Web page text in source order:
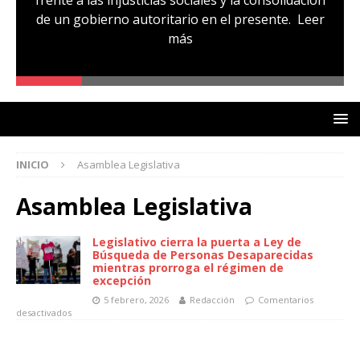
de un gobierno autoritario en el presente. Leer
más
INICIO Asamblea Legislativa
Asamblea Legislativa
Legislativo cierra la puerta a Ley de
Búsqueda de Personas Desaparecidas
mientras prorroga el régimen de
excepción
5 febrero, 2026 Redacción
Comentarios
desactivados